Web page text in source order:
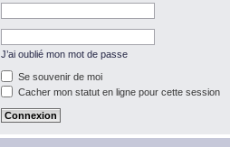
J’ai oublié mon mot de passe
Se souvenir de moi
Cacher mon statut en ligne pour cette session